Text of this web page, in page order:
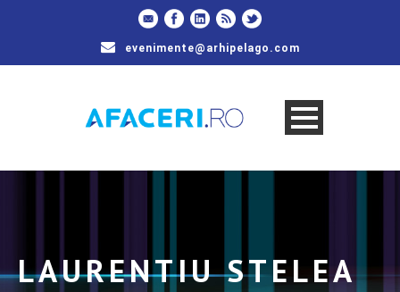
evenimente@arhipelago.com
LAURENTIU STELEA